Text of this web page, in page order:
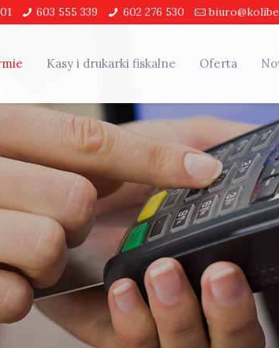
603 555 339 602 276 530
Kasy i drukarki fiskalne Oferta